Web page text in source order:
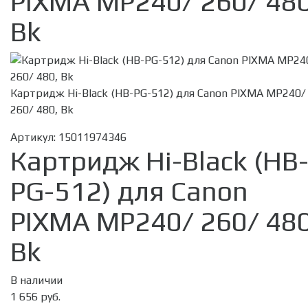
Bk
Картридж Hi-Black (HB-PG-512) для Canon PIXMA MP240/
260/ 480, Bk
Артикул: 15011974346
Картридж Hi-Black (HB-
PG-512) для Canon
PIXMA MP240/ 260/
Bk
В наличии
1 656 руб.